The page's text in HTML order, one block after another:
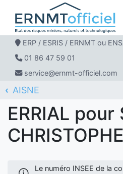
ERP / ESRIS / ERNMT ou
01 86 47 59 01
service@ernmt-officiel.com
ERNMT Officiel
ERRIAL
AISNE
SAINT CHRISTOPHE A BERRY
ERRIAL pour
Le numéro INSEE de la